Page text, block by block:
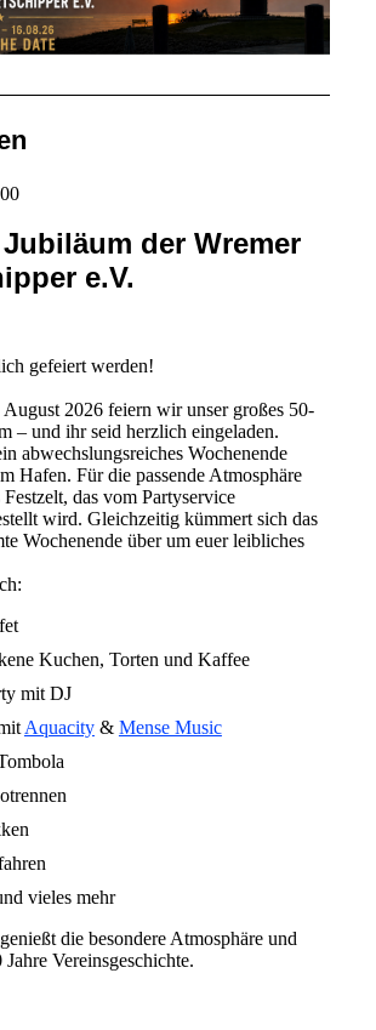
der Wremer
e.V.
gefeiert werden!
2026 feiern wir unser großes 50-
– und ihr seid herzlich eingeladen.
abwechslungsreiches Wochenende
Hafen. Für die passende Atmosphäre
das vom Partyservice
wird. Gleichzeitig kümmert sich das
Wochenende über um euer leibliches
Kuchen, Torten und Kaffee
mit DJ
Aquacity& Mense Music
vieles mehr
die besondere Atmosphäre und
Vereinsgeschichte.